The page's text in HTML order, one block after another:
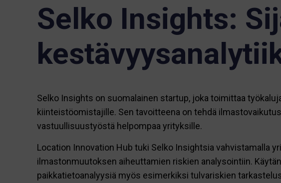
Selko Insights:
Selko Insights on suomalainen startup, joka toimittaa
kiinteistöomistajille. Sen tavoitteena on tehdä
vastuullisuustyöstä helpompaa yrityksille.
Location Innovation Hub tuki Selko Insightsia vahvistamalla
ilmastonmuutoksen aiheuttamien riskien analysointiin.
paikkatietoanalyysiä myös esimerkiksi tulvariskien